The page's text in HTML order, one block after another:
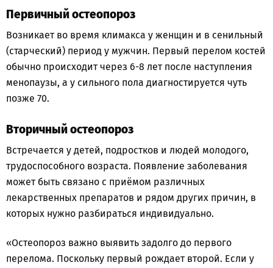
Первичный остеопороз
Возникает во время климакса у женщин и в сенильный
(старческий) период у мужчин. Первый перелом костей
обычно происходит через 6-8 лет после наступления
менопаузы, а у сильного пола диагностируется чуть
позже 70.
Вторичный остеопороз
Встречается у детей, подростков и людей молодого,
трудоспособного возраста. Появление заболевания
может быть связано с приёмом различных
лекарственных препаратов и рядом других причин, в
которых нужно разбираться индивидуально.
«Остеопороз важно выявить задолго до первого
перелома. Поскольку первый рождает второй. Если у